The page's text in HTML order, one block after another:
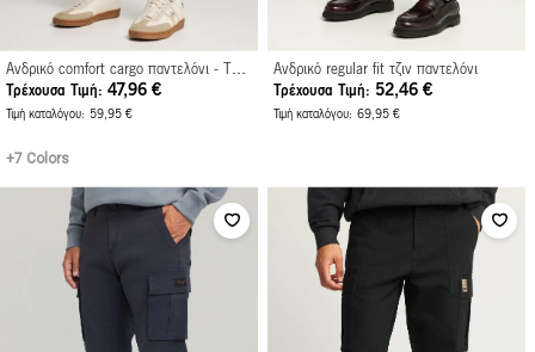
Τρέχουσα Τιμή
47,96 €
Τιμή καταλόγου 59,95 €
+7 Colors
Ανδρικό regular fit τζιν παντελόνι
Τρέχουσα Τιμή
52,46 €
Τιμή καταλόγου 69,95 €